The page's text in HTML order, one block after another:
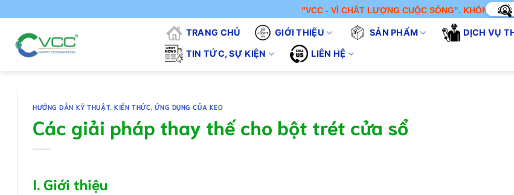
đến
dung
"VCC - VÌ CHẤT LƯỢNG CUỘC SỐNG". KHÔNG CHỈ BÁN SẢN
TRANG CHỦ GIỚI THIỆU SẢN PHẨM DỊCH VỤ
TIN TỨC, SỰ KIỆN LIÊN HỆ
HƯỚNG DẪN KỸ THUẬT,KIẾN THỨC,ỨNG DỤNG CỦA KEO
Các giải pháp thay thế cho bột trét cửa sổ
I. Giới thiệu